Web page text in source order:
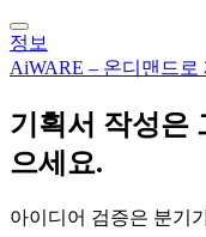
정보
AiWARE – 온디맨드
기획서 작성은
으세요.
아이디어 검증은 분기